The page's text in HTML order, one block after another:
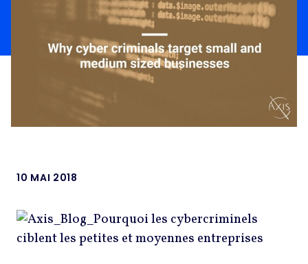
10 MAI 2018